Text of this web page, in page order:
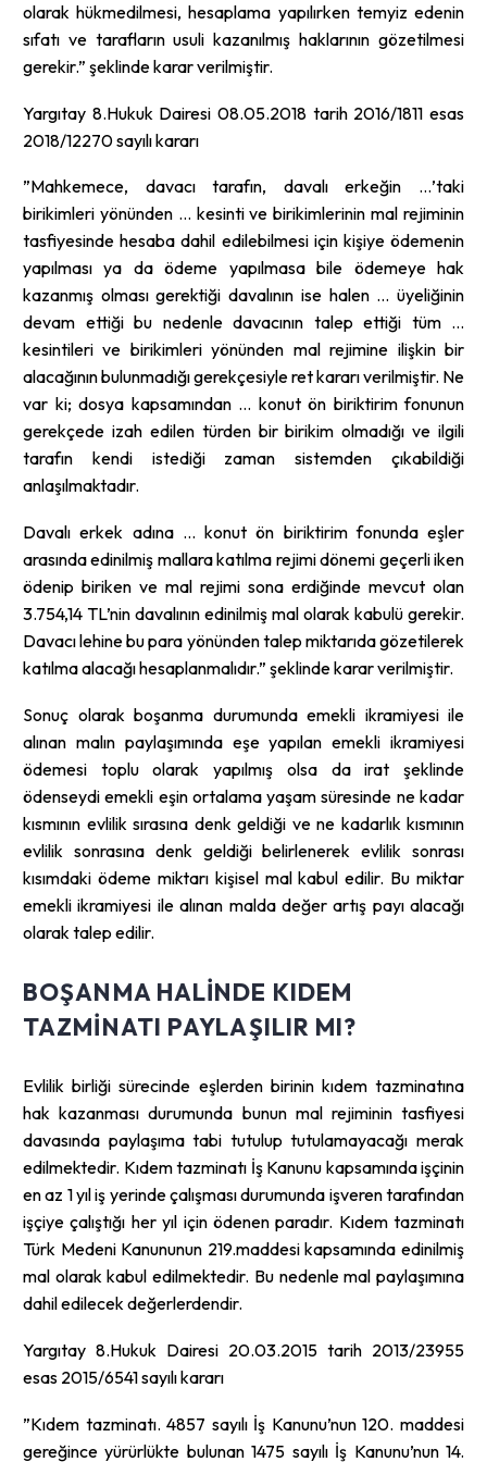
olarak hükmedilmesi, hesaplama yapılırken temyiz edenin
sıfatı ve tarafların usuli kazanılmış haklarının gözetilmesi
gerekir.” şeklinde karar verilmiştir.
Yargıtay 8.Hukuk Dairesi 08.05.2018 tarih 2016/1811 esas
2018/12270 sayılı kararı
”Mahkemece, davacı tarafın, davalı erkeğin …’taki
birikimleri yönünden … kesinti ve birikimlerinin mal rejiminin
tasfiyesinde hesaba dahil edilebilmesi için kişiye ödemenin
yapılması ya da ödeme yapılmasa bile ödemeye hak
kazanmış olması gerektiği davalının ise halen … üyeliğinin
devam ettiği bu nedenle davacının talep ettiği tüm …
kesintileri ve birikimleri yönünden mal rejimine ilişkin bir
alacağının bulunmadığı gerekçesiyle ret kararı verilmiştir. Ne
var ki; dosya kapsamından … konut ön biriktirim fonunun
gerekçede izah edilen türden bir birikim olmadığı ve ilgili
tarafın kendi istediği zaman sistemden çıkabildiği
anlaşılmaktadır.
Davalı erkek adına … konut ön biriktirim fonunda eşler
arasında edinilmiş mallara katılma rejimi dönemi geçerli iken
ödenip biriken ve mal rejimi sona erdiğinde mevcut olan
3.754,14 TL’nin davalının edinilmiş mal olarak kabulü gerekir.
Davacı lehine bu para yönünden talep miktarıda gözetilerek
katılma alacağı hesaplanmalıdır.” şeklinde karar verilmiştir.
Sonuç olarak boşanma durumunda emekli ikramiyesi ile
alınan malın paylaşımında eşe yapılan emekli ikramiyesi
ödemesi toplu olarak yapılmış olsa da irat şeklinde
ödenseydi emekli eşin ortalama yaşam süresinde ne kadar
kısmının evlilik sırasına denk geldiği ve ne kadarlık kısmının
evlilik sonrasına denk geldiği belirlenerek evlilik sonrası
kısımdaki ödeme miktarı kişisel mal kabul edilir. Bu miktar
emekli ikramiyesi ile alınan malda değer artış payı alacağı
olarak talep edilir.
BOŞANMA HALINDE KIDEM
TAZMINATI PAYLAŞILIR MI?
Evlilik birliği sürecinde eşlerden birinin kıdem tazminatına
hak kazanması durumunda bunun mal rejiminin tasfiyesi
davasında paylaşıma tabi tutulup tutulamayacağı merak
edilmektedir. Kıdem tazminatı İş Kanunu kapsamında işçinin
en az 1 yıl iş yerinde çalışması durumunda işveren tarafından
işçiye çalıştığı her yıl için ödenen paradır. Kıdem tazminatı
Türk Medeni Kanununun 219.maddesi kapsamında edinilmiş
mal olarak kabul edilmektedir. Bu nedenle mal paylaşımına
dahil edilecek değerlerdendir.
Yargıtay 8.Hukuk Dairesi 20.03.2015 tarih 2013/23955
esas 2015/6541 sayılı kararı
”Kıdem tazminatı. 4857 sayılı İş Kanunu’nun 120. maddesi
gereğince yürürlükte bulunan 1475 sayılı İş Kanunu’nun 14.